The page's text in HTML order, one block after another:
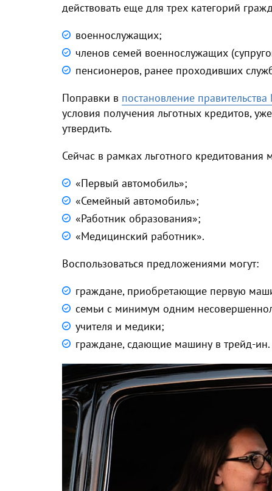
действовать еще для трех категорий
военнослужащих;
членов семей военнослужащих
пенсионеров, ранее проходивших
Поправки в постановление
условия получения льготных кредитов,
утвердить.
Сейчас в рамках льготного
«Первый автомобиль»;
«Семейный автомобиль»;
«Работник образования»;
«Медицинский работник».
Воспользоваться предложениями могут:
граждане, приобретающие первую
семьи с минимум одним
учителя и медики;
граждане, сдающие машину в трейд-ин.